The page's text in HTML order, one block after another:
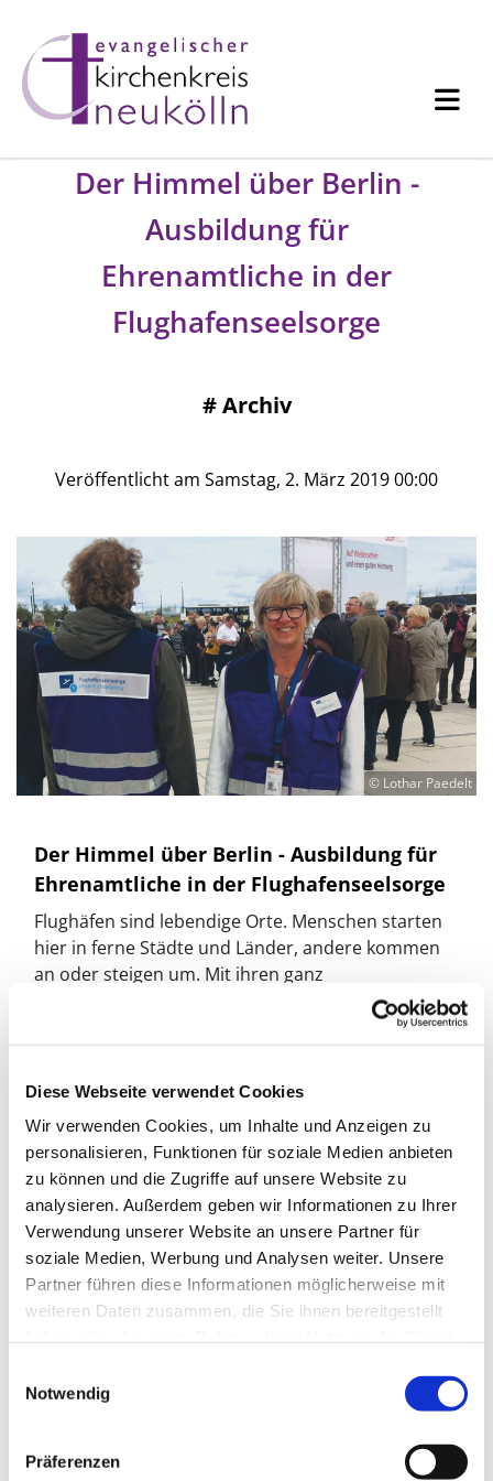
Diese Webseite verwendet Cookies
Wir verwenden Cookies, um Inhalte und Anzeigen zu
personalisieren, Funktionen für soziale Medien anbieten
zu können und die Zugriffe auf unsere Website zu
analysieren. Außerdem geben wir Informationen zu Ihrer
Verwendung unserer Website an unsere Partner für
soziale Medien, Werbung und Analysen weiter. Unsere
Partner führen diese Informationen möglicherweise mit
weiteren Daten zusammen, die Sie ihnen bereitgestellt
Notwendig
Präferenzen
Der Himmel über Berlin -
Ausbildung für
Ehrenamtliche in der
Flughafenseelsorge
#Archiv
Veröffentlicht am Samstag, 2. März 2019 00:00
© Lothar Paedelt
Der Himmel über Berlin - Ausbildung für
Ehrenamtliche in der Flughafenseelsorge
Flughäfen sind lebendige Orte. Menschen starten
hier in ferne Städte und Länder, andere kommen
an oder steigen um. Mit ihren ganz
unterschiedlichen Geschichten treffen sie
aufeinander, erzählen von ihren Hoffnungen oder
Enttäuschungen.
Fluggäste, Mitarbeiterinnen und Mitarbeiter des
Flughafens, Besucher und andere seelsorglich zu
begleiten, ist Aufgabe der Flughafenseelsorge. Das
ökumenische Team um Pfarrerin Sabine Röhm (Ev.
Kirche) und Pater Wolfgang Felber (Kath. Kirche) ist
für Menschen an den Berliner Flughäfen in Tegel
und Schönefeld – eines Tages dann am BER – da.
Sie begleiten sie unabhängig von Weltanschauung
und Religion und unter seelsorglicher
Das Team der Flughafenseelsorge Berlin sucht
Bereits zum fünften Mal bietet es eine Ausbildung
für Ehrenamtliche in der Flughafenseelsorge an.